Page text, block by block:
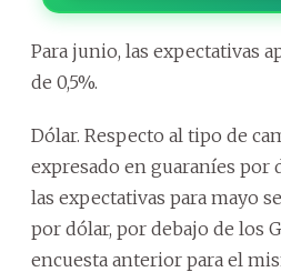
Para junio, las expectativas
de 0,5%.
Dólar. Respecto al tipo de
expresado en guaraníes por
las expectativas para mayo
por dólar, por debajo de los
encuesta anterior para el